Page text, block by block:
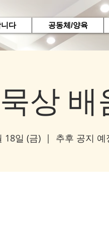
다 공동체/양육
상 배
18일 (금)
  |
추후 공지 예